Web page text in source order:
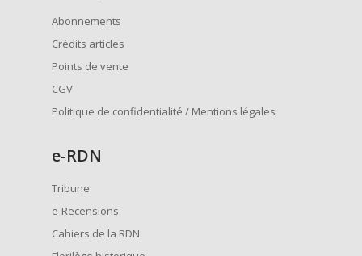
Abonnements
Crédits articles
Points de vente
CGV
Politique de confidentialité / Mentions légales
e-RDN
Tribune
e-Recensions
Cahiers de la RDN